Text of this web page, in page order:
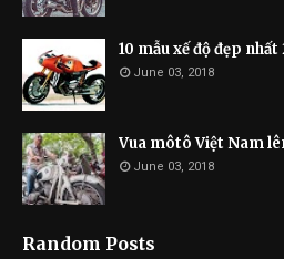
10 mẫu xế độ đẹp nhất
June 03, 2018
Vua môtô Việt Nam
June 03, 2018
Random Posts